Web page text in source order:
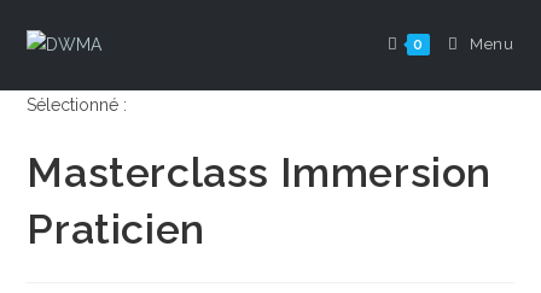
0 Menu
Sélectionné :
Masterclass Immersion
Praticien